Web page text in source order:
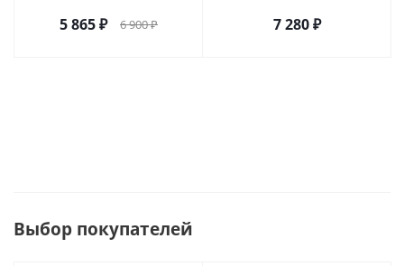
5 865₽ 6 900₽ 7 280₽
Выбор покупателей